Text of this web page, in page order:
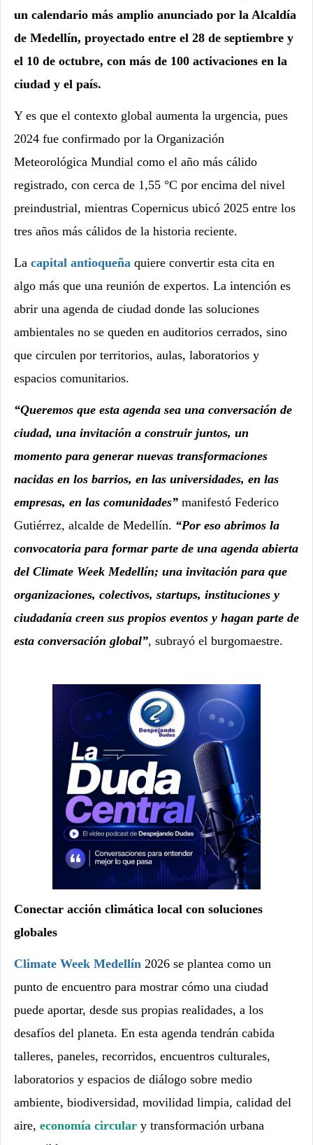
un calendario más amplio anunciado por la Alcaldía
de Medellín, proyectado entre el 28 de septiembre y
el 10 de octubre, con más de 100 activaciones en la
ciudad y el país.
Y es que el contexto global aumenta la urgencia, pues
2024 fue confirmado por la Organización
Meteorológica Mundial como el año más cálido
registrado, con cerca de 1,55 °C por encima del nivel
preindustrial, mientras Copernicus ubicó 2025 entre los
tres años más cálidos de la historia reciente.
La capital antioqueña quiere convertir esta cita en
algo más que una reunión de expertos. La intención es
abrir una agenda de ciudad donde las soluciones
ambientales no se queden en auditorios cerrados, sino
que circulen por territorios, aulas, laboratorios y
espacios comunitarios.
“Queremos que esta agenda sea una conversación de
ciudad, una invitación a construir juntos, un
momento para generar nuevas transformaciones
nacidas en los barrios, en las universidades, en las
empresas, en las comunidades” manifestó Federico
Gutiérrez, alcalde de Medellín. “Por eso abrimos la
convocatoria para formar parte de una agenda abierta
del Climate Week Medellín; una invitación para que
organizaciones, colectivos, startups, instituciones y
ciudadanía creen sus propios eventos y hagan parte de
esta conversación global”, subrayó el burgomaestre.
Conectar acción climática local con soluciones
globales
Climate Week Medellín 2026 se plantea como un
punto de encuentro para mostrar cómo una ciudad
puede aportar, desde sus propias realidades, a los
desafíos del planeta. En esta agenda tendrán cabida
talleres, paneles, recorridos, encuentros culturales,
laboratorios y espacios de diálogo sobre medio
ambiente, biodiversidad, movilidad limpia, calidad del
aire, economía circular y transformación urbana